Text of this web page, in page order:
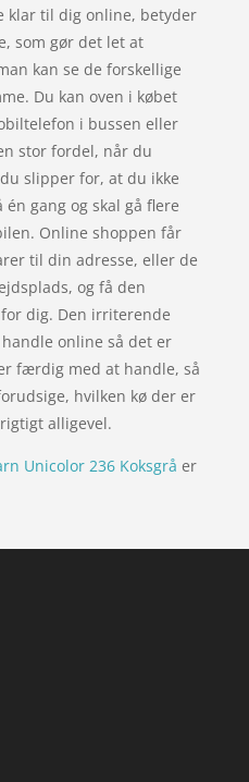
klar til dig online, betyder
som gør det let at
kan se de forskellige
Du kan oven i købet
i bussen eller
stor fordel, når du
slipper for, at du ikke
gang og skal gå flere
Online shoppen får
til din adresse, eller de
og få den
dig. Den irriterende
online så det er
færdig med at handle, så
hvilken kø der er
alligevel.
Unicolor 236 Koksgrå er